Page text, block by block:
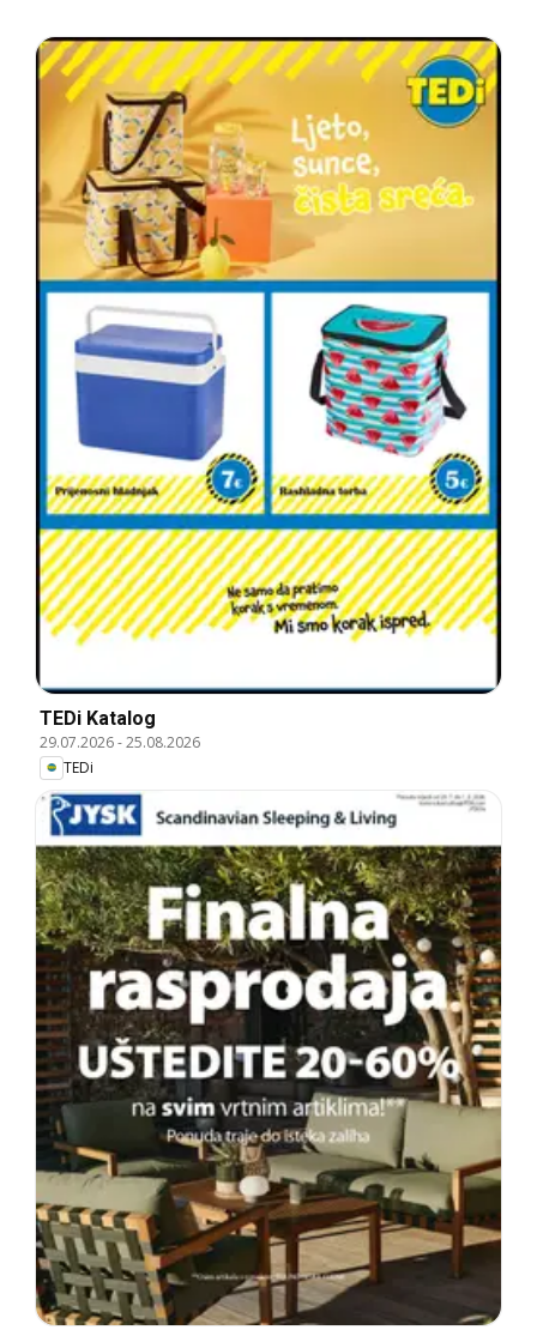
TEDi Katalog
29.07.2026-25.08.2026
TEDi